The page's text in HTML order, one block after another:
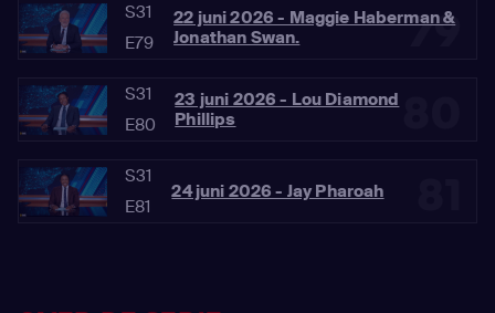
79
S31
E79
22 juni 2026 - Maggie Haberman &
Jonathan Swan.
S31
E80
23 juni 2026 - Lou Diamond
Phillips
S31
E81
24 juni 2026 - Jay Pharoah